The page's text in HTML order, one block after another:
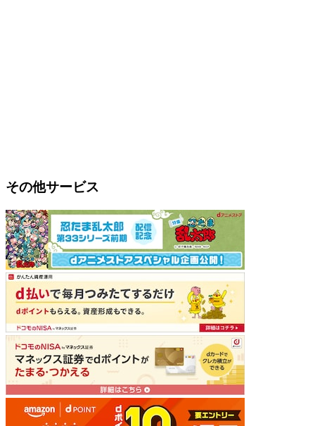
その他サービス